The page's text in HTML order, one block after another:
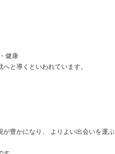
健康
と導くといわれています。
豊かになり、 よりよい出会いを運ぶ